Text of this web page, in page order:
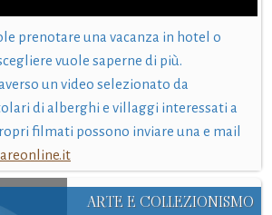
prenotare una vacanza in hotel o
vuole saperne di più.
un video selezionato da
di alberghi e villaggi interessati a
filmati possono inviare una e mail
ARTE E COLLEZIONISMO